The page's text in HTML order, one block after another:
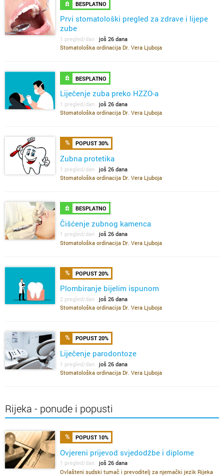
BESPLATNO
Prvi stomatološki pregled za zdrave i lijepe
zube
1 pregled/dan još 26 dana
Stomatološka ordinacija Dr. Vera Ljuboja
BESPLATNO
Liječenje zuba preko HZZO-a
1 pregled/dan još 26 dana
Stomatološka ordinacija Dr. Vera Ljuboja
POPUST 30%
Zubna protetika
1 pregled/dan još 26 dana
Stomatološka ordinacija Dr. Vera Ljuboja
BESPLATNO
Čišćenje zubnog kamenca
1 pregled/dan još 26 dana
Stomatološka ordinacija Dr. Vera Ljuboja
POPUST 20%
Plombiranje bijelim ispunom
2 pregled/dan još 26 dana
Stomatološka ordinacija Dr. Vera Ljuboja
POPUST 20%
Liječenje parodontoze
1 pregled/dan još 26 dana
Stomatološka ordinacija Dr. Vera Ljuboja
Rijeka - ponude i popusti
POPUST 10%
Ovjereni prijevod svjedodžbe i diplome
1 pregled/dan još 26 dana
Ovlašteni sudski tumač i prevoditelj za njemački jezik Rijeka